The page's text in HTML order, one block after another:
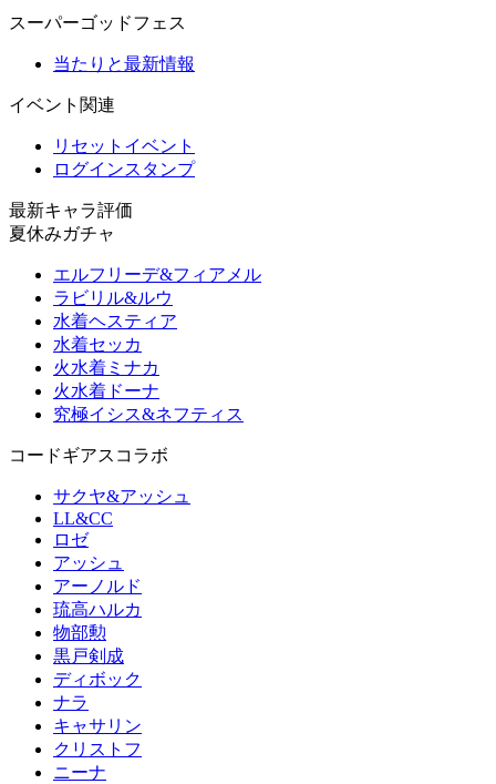
スーパーゴッドフェス
当たりと最新情報
イベント関連
リセットイベント
ログインスタンプ
最新キャラ評価
夏休みガチャ
エルフリーデ&フィアメル
ラビリル&ルウ
水着ヘスティア
水着セッカ
火水着ミナカ
火水着ドーナ
究極イシス&ネフティス
コードギアスコラボ
サクヤ&アッシュ
LL&CC
ロゼ
アッシュ
アーノルド
琉高ハルカ
物部勲
黒戸剣成
ディボック
ナラ
キャサリン
クリストフ
ニーナ